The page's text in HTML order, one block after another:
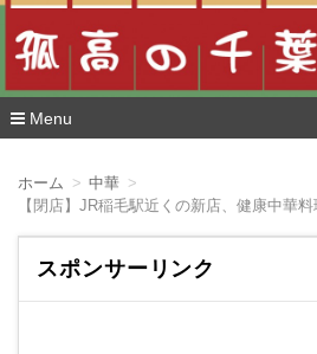
Menu
ホーム
中華
【閉店】JR稲毛駅近くの新店、健康中華
スポンサーリンク